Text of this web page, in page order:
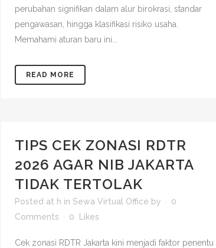
perubahan signifikan dalam alur birokrasi, standar
pengawasan, hingga klasifikasi risiko usaha.
Memahami aturan baru ini...
READ MORE
TIPS CEK ZONASI RDTR
2026 AGAR NIB JAKARTA
TIDAK TERTOLAK
Posted at h in Sewa Virtual Office by
0
Comments
0 Likes
Cek zonasi RDTR Jakarta kini menjadi faktor penentu